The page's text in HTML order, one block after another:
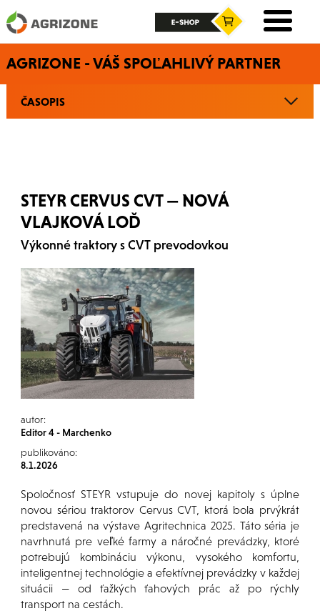
AGRIZONE - VÁŠ SPOĽAHLIVÝ PARTNER
ČASOPIS
STEYR CERVUS CVT — NOVÁ
VLAJKOVÁ LOĎ
Výkonné traktory s CVT prevodovkou
autor:
Editor 4 - Marchenko
publikováno:
8.1.2026
Spoločnosť STEYR vstupuje do novej kapitoly s úplne
novou sériou traktorov Cervus CVT, ktorá bola prvýkrát
predstavená na výstave Agritechnica 2025. Táto séria je
navrhnutá pre veľké farmy a náročné prevádzky, ktoré
potrebujú kombináciu výkonu, vysokého komfortu,
inteligentnej technológie a efektívnej prevádzky v každej
situácii — od ťažkých ťahových prác až po rýchly
transport na cestách.